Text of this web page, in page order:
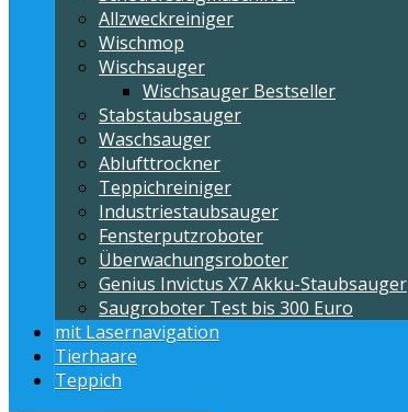
Allzweckreiniger
Wischmop
Wischsauger
Wischsauger Bestseller
Stabstaubsauger
Waschsauger
Ablufttrockner
Teppichreiniger
Industriestaubsauger
Fensterputzroboter
Überwachungsroboter
Genius Invictus X7 Akku-Staubsauger
Saugroboter Test bis 300 Euro
mit Lasernavigation
Tierhaare
Teppich